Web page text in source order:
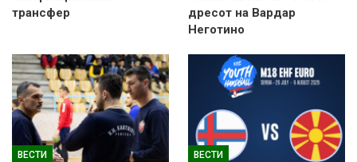
трансфер
дресот на Вардар
Неготино
ВЕСТИ ВЕСТИ